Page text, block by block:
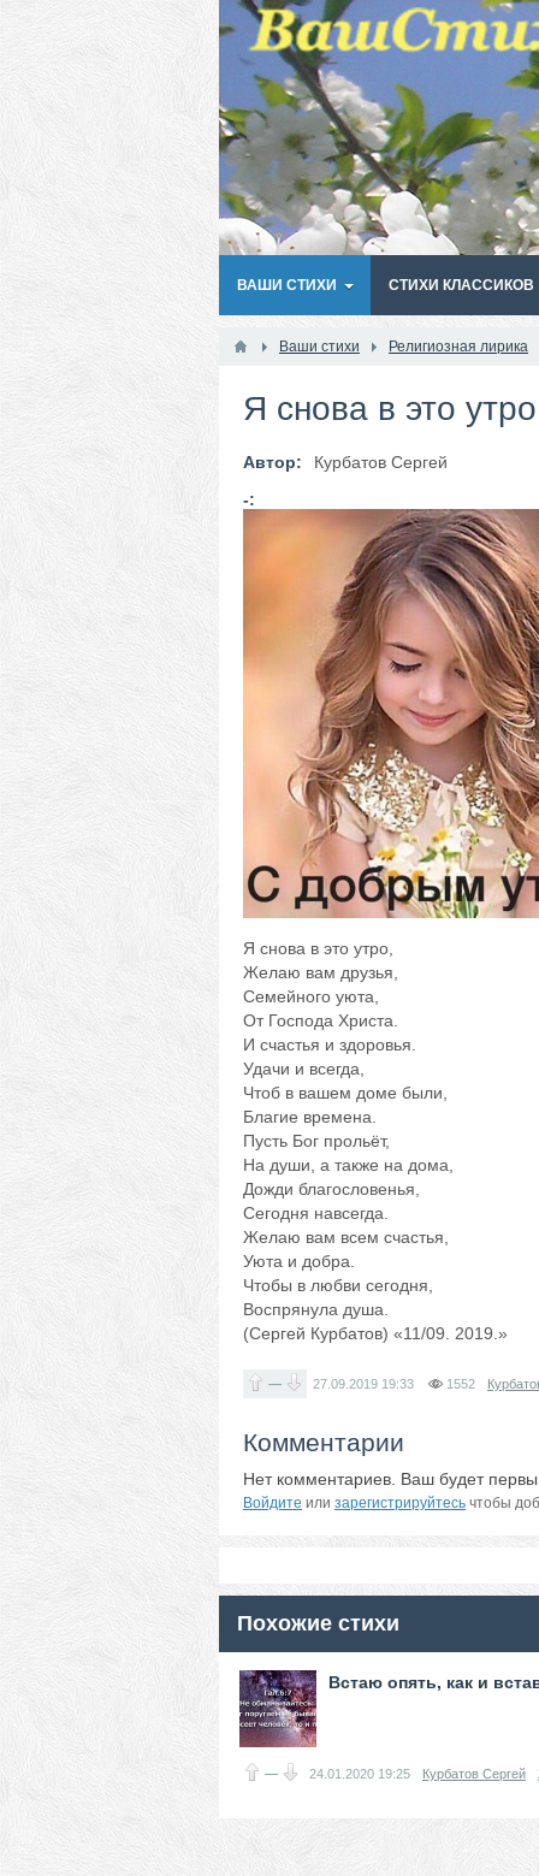
ВАШИ СТИХИ СТИХИ КЛАССИКОВ
Ваши стихи Религиозная лирика
Я снова в это
Автор:
Курбатов Сергей
-:
Я снова в это утро,
Желаю вам друзья,
Семейного уюта,
От Господа Христа.
И счастья и здоровья.
Удачи и всегда,
Чтоб в вашем доме были,
Благие времена.
Пусть Бог прольёт,
На души, а также на дома,
Дожди благословенья,
Сегодня навсегда.
Желаю вам всем счастья,
Уюта и добра.
Чтобы в любви сегодня,
Воспрянула душа.
(Сергей Курбатов) «11/09. 2019.»
— 27.09.2019 19:33 1552
Комментарии
Нет комментариев. Ваш будет
Войдите или зарегистрируйтесь чтобы
Похожие стихи
Встаю опять, как и
— 24.01.2020 19:25 Курбатов Сергей